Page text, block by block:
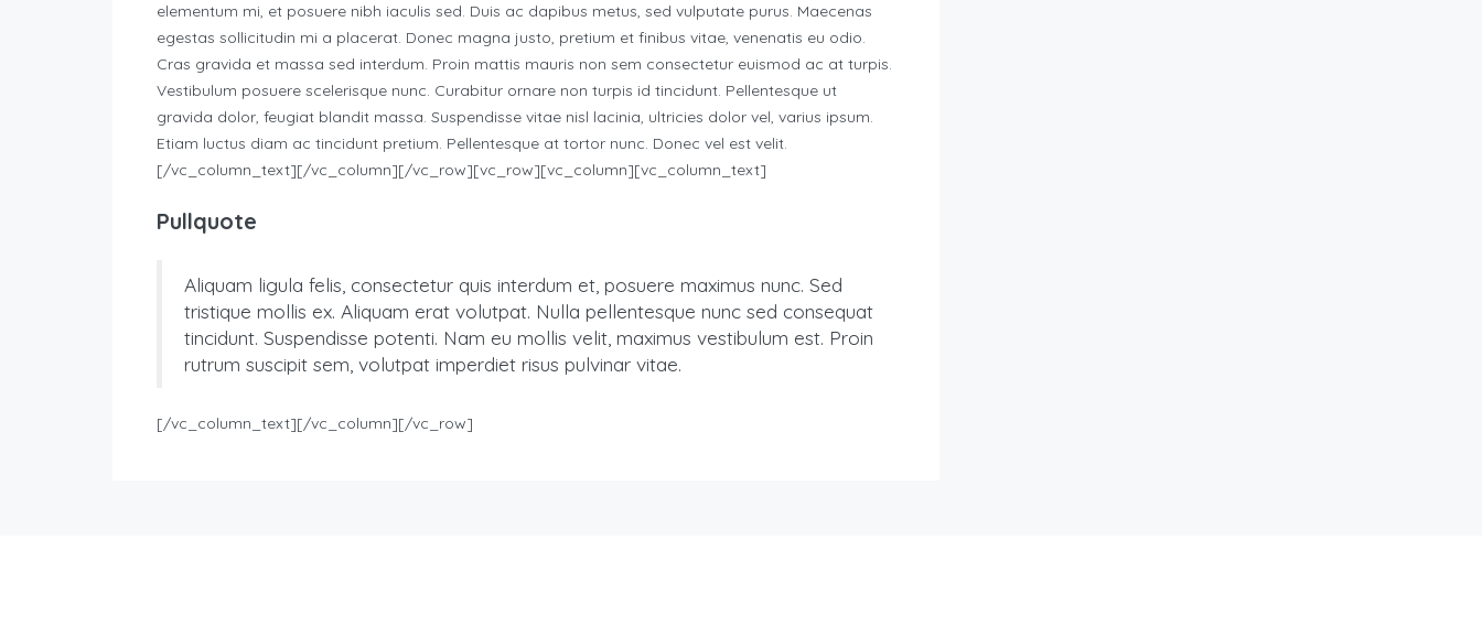
elementum mi, et posuere nibh iaculis sed. Duis ac dapibus metus, sed vulputate purus. Maecenas
egestas sollicitudin mi a placerat. Donec magna justo, pretium et finibus vitae, venenatis eu odio.
Cras gravida et massa sed interdum. Proin mattis mauris non sem consectetur euismod ac at turpis.
Vestibulum posuere scelerisque nunc. Curabitur ornare non turpis id tincidunt. Pellentesque ut
gravida dolor, feugiat blandit massa. Suspendisse vitae nisl lacinia, ultricies dolor vel, varius ipsum.
Etiam luctus diam ac tincidunt pretium. Pellentesque at tortor nunc. Donec vel est velit.
[/vc_column_text][/vc_column][/vc_row][vc_row][vc_column][vc_column_text]
Pullquote
Aliquam ligula felis, consectetur quis interdum et, posuere maximus nunc. Sed
tristique mollis ex. Aliquam erat volutpat. Nulla pellentesque nunc sed consequat
tincidunt. Suspendisse potenti. Nam eu mollis velit, maximus vestibulum est. Proin
rutrum suscipit sem, volutpat imperdiet risus pulvinar vitae.
[/vc_column_text][/vc_column][/vc_row]